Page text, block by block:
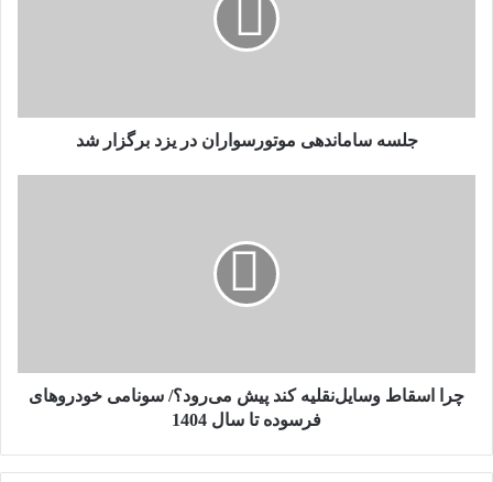
جلسه ساماندهی موتورسواران در یزد برگزار شد
فرسوده
چرا اسقاط وسایل‌نقلیه کند پیش می‌رود؟/ سونامی خودروهای
فرسوده تا سال 1404